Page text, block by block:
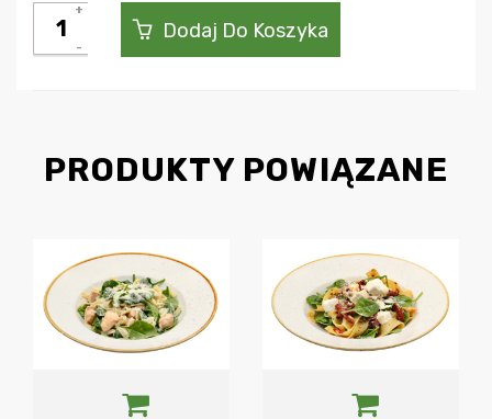
Tagliatelle
Dodaj Do Koszyka
PRODUKTY POWIĄZANE